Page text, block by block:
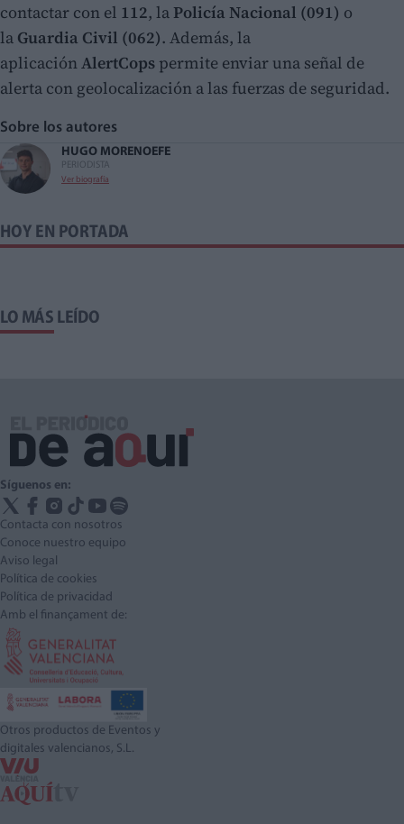
contactar con el 112, la Policía Nacional (091) o
la Guardia Civil (062). Además, la
aplicaciónAlertCops permite enviar una señal de
alerta con geolocalización a las fuerzas de seguridad.
Sobre los autores
HUGO MORENO
PERIODISTA
Ver biografía
EFE
HOY EN PORTADA
LO MÁS LEÍDO
Síguenos en:
Contacta con nosotros
Conoce nuestro equipo
Aviso legal
Política de cookies
Política de privacidad
Amb el finançament de:
Otros productos de Eventos y
digitales valencianos, S.L.